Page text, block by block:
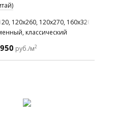
120x260, 120x270, 160x320
классический
руб./м2